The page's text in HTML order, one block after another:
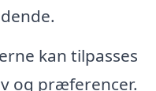
kan tilpasses
og præferencer.